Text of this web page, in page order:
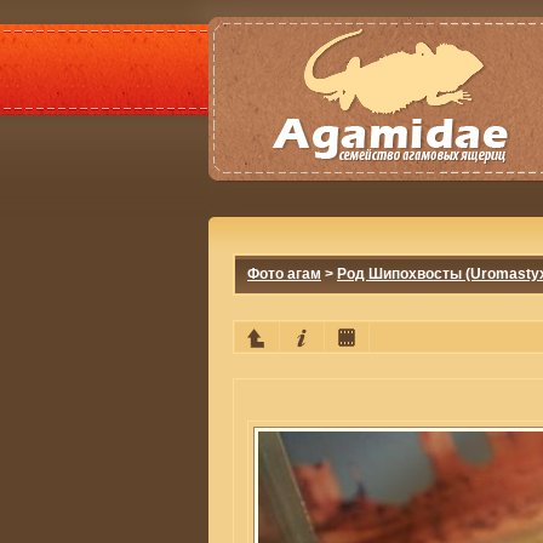
Фото агам > Род Шипохвосты